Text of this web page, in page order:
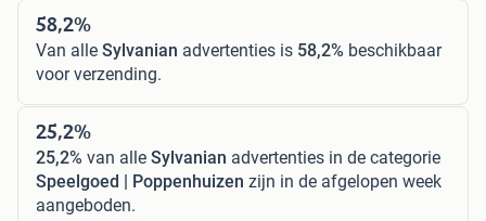
58,2%
Van alle Sylvanian advertenties is 58,2% beschikbaar
voor verzending.
25,2%
25,2% van alle Sylvanian advertenties in de categorie
Speelgoed | Poppenhuizen zijn in de afgelopen week
aangeboden.